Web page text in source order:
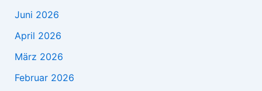
Juni 2026
April 2026
März 2026
Februar 2026